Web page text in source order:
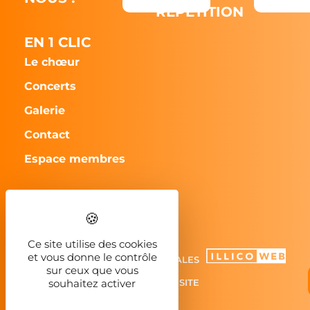
RÉPÉTITION
EN 1 CLIC
Le chœur
Concerts
Galerie
Contact
Espace membres
CHORILLA - 2023
MENTIONS LÉGALES
PLAN DU SITE
Ce site utilise des cookies
et vous donne le contrôle
sur ceux que vous
souhaitez activer